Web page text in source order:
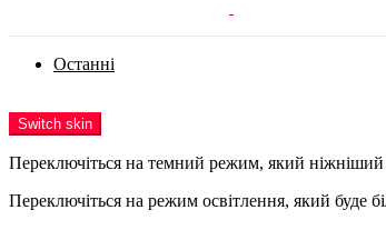
Останні
Switch skin
Переключіться на темний режим, який ніжніший
Переключіться на режим освітлення, який буде